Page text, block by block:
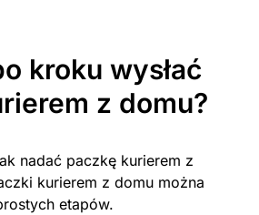
kroku wysłać
z domu?
nadać paczkę kurierem z
kurierem z domu można
etapów.